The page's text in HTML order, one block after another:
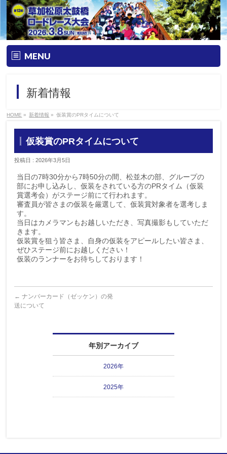
MENU
エントリー
Q&A | お問い合わせ
新着情報
HOME » 新着情報 » 仮装賞のPRタイムについて
仮装賞のPRタイムについて
投稿日 : 2026年3月5日
当日の7時30分から7時50分の間、松並木の部、グループの
部にお申し込みし、仮装をされている方のPRタイム（仮装
賞選考会）がステージ前にて行われます。
審査員が皆さまの仮装を厳選して、仮装賞対象者を選考しま
す。
当日はカメラマンもお越しいただき、写真撮影もしていただ
きます。
仮装賞を狙う皆さま、自身の仮装をアピールしたい皆さま、
ぜひステージ前にお越しください！
仮装のランナーをお待ちしております！
← ナンバーカード（ゼッケン）の発
送について
年別アーカイブ
2026年
2025年